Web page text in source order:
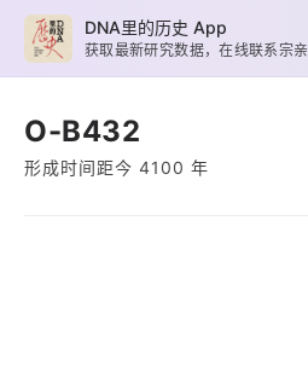
O-B432
形成时间距今 4100 年
DNA里的历史 App
获取最新研究数据，在线联系宗亲